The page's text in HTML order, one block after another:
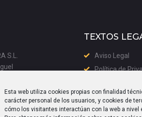
Esta web utiliza cookies propias con finalidad
carácter personal de los usuarios, y cookies de
cómo los visitantes interactúan con la web a nivel
S.L.
9
de
España
18 50 20
TEXTOS
Aviso Legal
Política de